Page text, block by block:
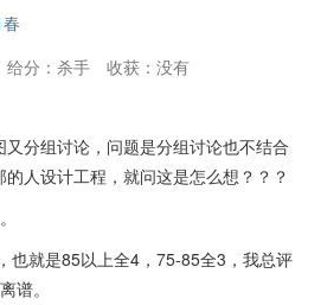
给分：杀手
收获：没有
分组讨论，问题是分组讨论也不结合
人设计工程，就问这是怎么想？？？
也就是85以上全4，75-85全3，我总评
谱。